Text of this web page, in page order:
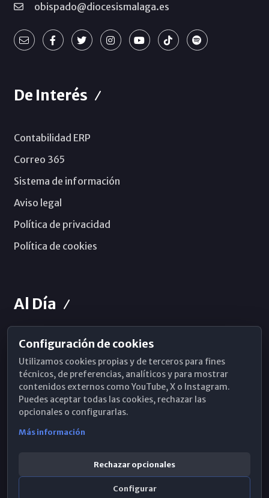
obispado@diocesismalaga.es
De Interés
Contabilidad ERP
Correo 365
Sistema de información
Aviso legal
Política de privacidad
Política de cookies
Al Día
Horarios de Misa
Hemeroteca
WhatsApp
Configuración de cookies
Utilizamos cookies propias y de terceros para fines
técnicos, de preferencias, analíticos y para mostrar
contenidos externos como YouTube, X o Instagram.
Puedes aceptar todas las cookies, rechazar las
opcionales o configurarlas.
Más información
Rechazar opcionales
Configurar